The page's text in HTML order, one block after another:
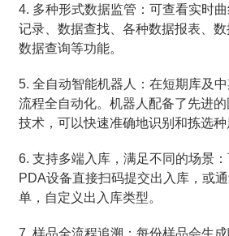
4. 多种形式数据监管：可查看实时
记录、数据查找、各种数据报表、
数据查询等功能。
5. 全自动智能机器人：在短期库及
流程全自动化。机器人配备了先进
技术，可以快速准确地识别和拣选种
6. 支持多端入库，满足不同的场景
PDA设备直接扫码提交出入库，或
单，自定义出入库类型。
7. 样品全流程追溯：每份样品会生